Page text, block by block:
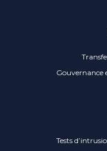
Gouvernance
Tests